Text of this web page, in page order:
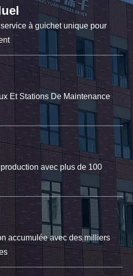
à guichet unique pour
Et Stations De Maintenance
avec plus de 100
accumulée avec des milliers